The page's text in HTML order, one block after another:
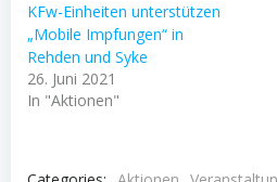
KFw-Einheiten unterstützen
„Mobile Impfungen“ in
Rehden und Syke
26. Juni 2021
In "Aktionen"